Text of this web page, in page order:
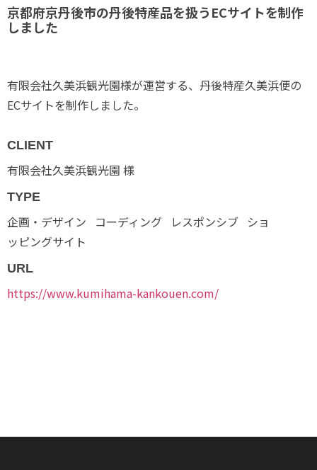
京都府京丹後市の丹後特産品を扱うECサイトを制作
しました
有限会社久美浜観光園様が運営する、丹後特産久美浜便の
ECサイトを制作しました。
CLIENT
有限会社久美浜観光園 様
TYPE
企画・デザイン コーディング レスポンシブ ショ
ッピングサイト
URL
https://www.kumihama-kankouen.com/